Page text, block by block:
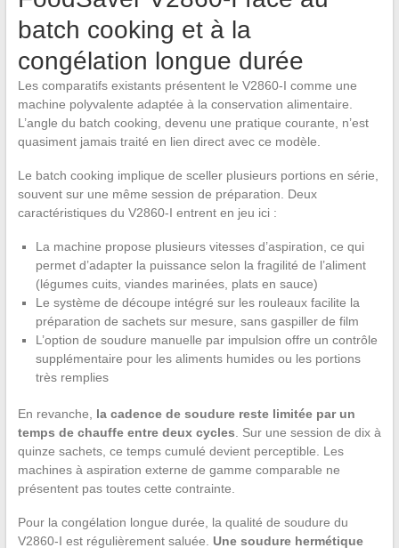
batch cooking et à la
congélation longue durée
Les comparatifs existants présentent le V2860-I comme une
machine polyvalente adaptée à la conservation alimentaire.
L’angle du batch cooking, devenu une pratique courante, n’est
quasiment jamais traité en lien direct avec ce modèle.
Le batch cooking implique de sceller plusieurs portions en série,
souvent sur une même session de préparation. Deux
caractéristiques du V2860-I entrent en jeu ici :
La machine propose plusieurs vitesses d’aspiration, ce qui
permet d’adapter la puissance selon la fragilité de l’aliment
(légumes cuits, viandes marinées, plats en sauce)
Le système de découpe intégré sur les rouleaux facilite la
préparation de sachets sur mesure, sans gaspiller de film
L’option de soudure manuelle par impulsion offre un contrôle
supplémentaire pour les aliments humides ou les portions
très remplies
En revanche, la cadence de soudure reste limitée par un
temps de chauffe entre deux cycles . Sur une session de dix à
quinze sachets, ce temps cumulé devient perceptible. Les
machines à aspiration externe de gamme comparable ne
présentent pas toutes cette contrainte.
Pour la congélation longue durée, la qualité de soudure du
V2860-I est régulièrement saluée. Une soudure hermétique